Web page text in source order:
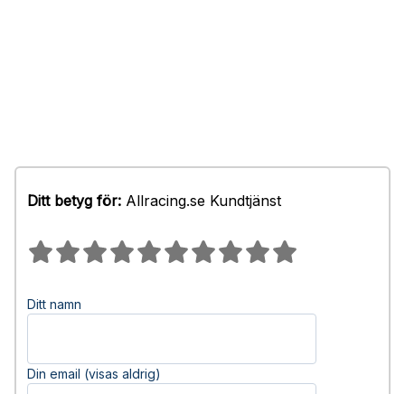
Ditt betyg för: Allracing.se Kundtjänst
Ditt namn
Din email (visas aldrig)